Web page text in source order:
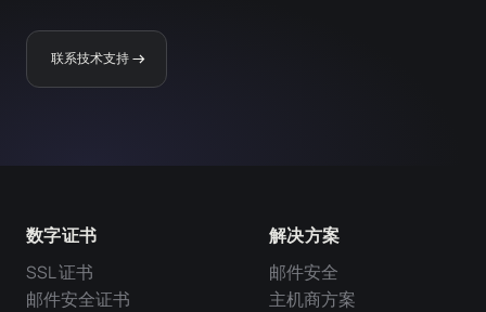
联系技术支持
数字证书
SSL 证书
邮件安全证书
解决方案
邮件安全
主机商方案